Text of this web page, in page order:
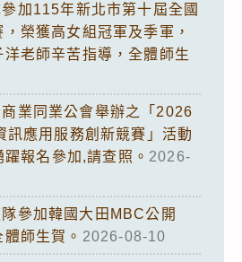
加115年新北市第十屆全國
榮獲高女組冠軍及季軍，
老師辛苦指導，全體師生
業同業公會舉辦之「2026
訊應用服務創新競賽」活動
報名參加,請查照。 2026-
參加韓國大田MBC公開
師生賀。 2026-08-10